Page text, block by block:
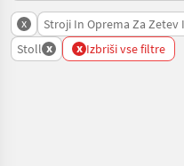
x Stroji In Oprema Za Zetev
Stoll x x Izbriši vse filtre